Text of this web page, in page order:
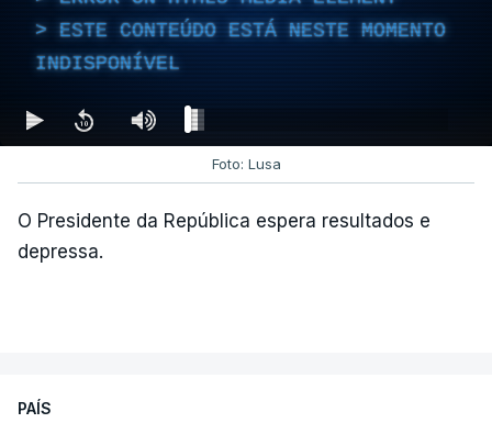
atualizado 7 Agosto 2026, 14:26
ESTE CONTEÚDO ESTÁ NESTE MOMENTO
INDISPONÍVEL
Foto: Lusa
O Presidente da República espera resultados e
depressa.
PAÍS